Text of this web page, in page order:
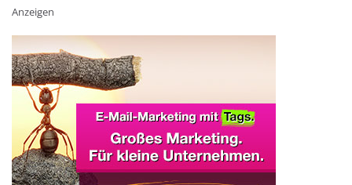
Anzeigen